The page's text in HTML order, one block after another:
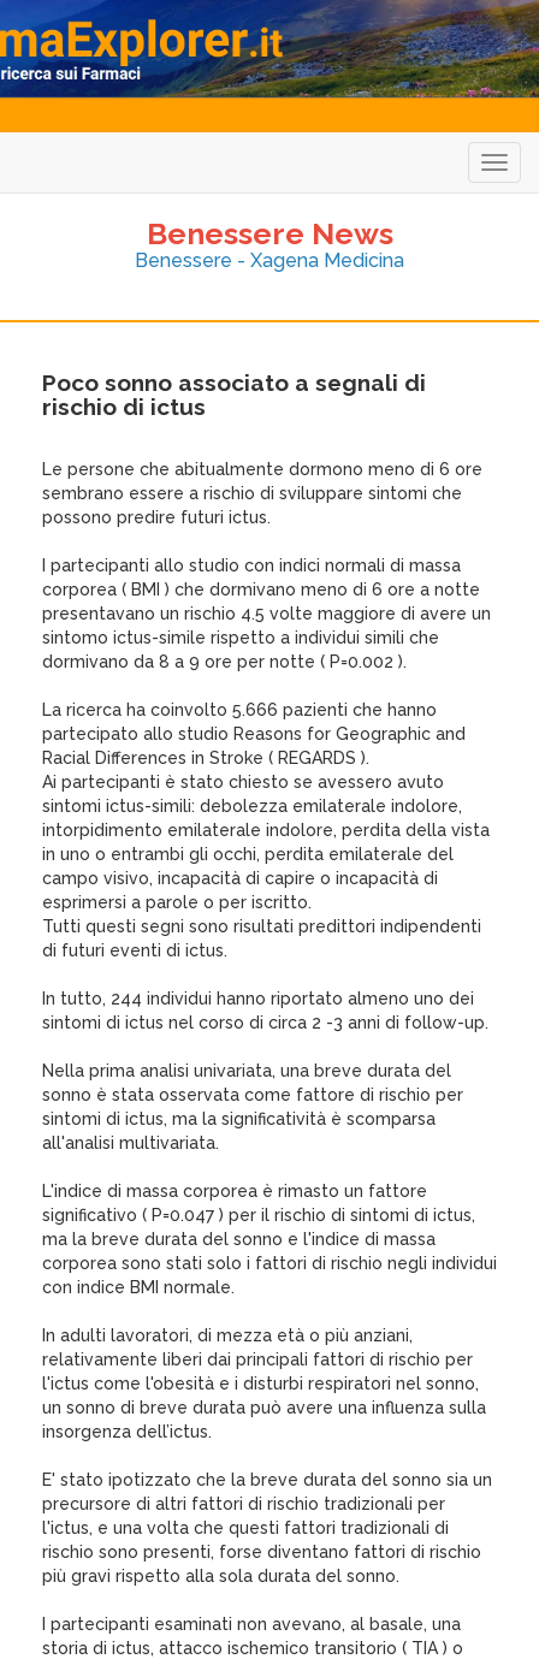
Benessere News
Benessere - Xagena Medicina
Poco sonno associato a segnali di
rischio di ictus
Le persone che abitualmente dormono meno di 6 ore
sembrano essere a rischio di sviluppare sintomi che
possono predire futuri ictus.
I partecipanti allo studio con indici normali di massa
corporea ( BMI ) che dormivano meno di 6 ore a notte
presentavano un rischio 4.5 volte maggiore di avere un
sintomo ictus-simile rispetto a individui simili che
dormivano da 8 a 9 ore per notte ( P=0.002 ).
La ricerca ha coinvolto 5.666 pazienti che hanno
partecipato allo studio Reasons for Geographic and
Racial Differences in Stroke ( REGARDS ).
Ai partecipanti è stato chiesto se avessero avuto
sintomi ictus-simili: debolezza emilaterale indolore,
intorpidimento emilaterale indolore, perdita della vista
in uno o entrambi gli occhi, perdita emilaterale del
campo visivo, incapacità di capire o incapacità di
esprimersi a parole o per iscritto.
Tutti questi segni sono risultati predittori indipendenti
di futuri eventi di ictus.
In tutto, 244 individui hanno riportato almeno uno dei
sintomi di ictus nel corso di circa 2 -3 anni di follow-up.
Nella prima analisi univariata, una breve durata del
sonno è stata osservata come fattore di rischio per
sintomi di ictus, ma la significatività è scomparsa
all'analisi multivariata.
L'indice di massa corporea è rimasto un fattore
significativo ( P=0.047 ) per il rischio di sintomi di ictus,
ma la breve durata del sonno e l'indice di massa
corporea sono stati solo i fattori di rischio negli individui
con indice BMI normale.
In adulti lavoratori, di mezza età o più anziani,
relativamente liberi dai principali fattori di rischio per
l'ictus come l'obesità e i disturbi respiratori nel sonno,
un sonno di breve durata può avere una influenza sulla
insorgenza dell’ictus.
E' stato ipotizzato che la breve durata del sonno sia un
precursore di altri fattori di rischio tradizionali per
l'ictus, e una volta che questi fattori tradizionali di
rischio sono presenti, forse diventano fattori di rischio
più gravi rispetto alla sola durata del sonno.
I partecipanti esaminati non avevano, al basale, una
storia di ictus, attacco ischemico transitorio ( TIA ) o